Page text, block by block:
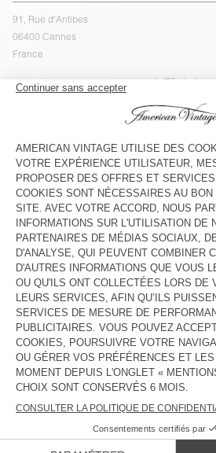
91, Rue d'Antibes
06400 Cannes
France
voir l''itinéraire
Lundi
10:00 - 19:00
Mardi
10:00 - 19:00
Mercredi
10:00 - 19:00
Jeudi
10:00 - 19:00
Vendredi
10:00 - 19:30
Samedi
10:00 - 19:30
Dimanche
10:00 - 19:30
CONTACT
Tél. :(+33) 04 22 14 09 00
E-mail :contact@americanvintage-store.com
LANGUE :